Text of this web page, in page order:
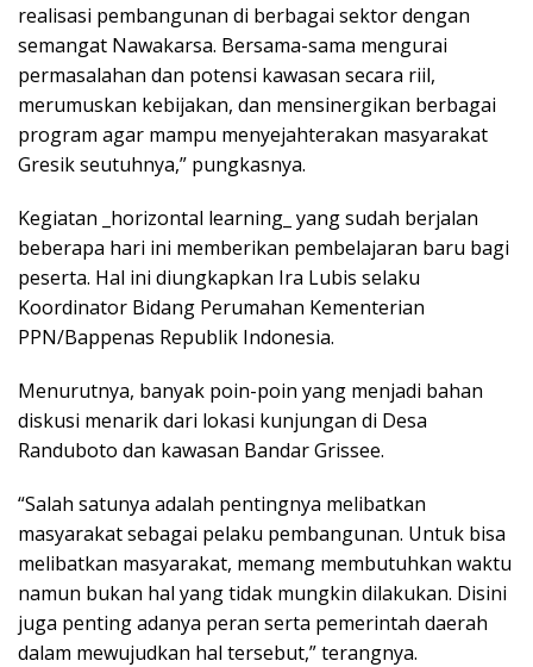
realisasi pembangunan di berbagai sektor dengan
semangat Nawakarsa. Bersama-sama mengurai
permasalahan dan potensi kawasan secara riil,
merumuskan kebijakan, dan mensinergikan berbagai
program agar mampu menyejahterakan masyarakat
Gresik seutuhnya,” pungkasnya.
Kegiatan _horizontal learning_ yang sudah berjalan
beberapa hari ini memberikan pembelajaran baru bagi
peserta. Hal ini diungkapkan Ira Lubis selaku
Koordinator Bidang Perumahan Kementerian
PPN/Bappenas Republik Indonesia.
Menurutnya, banyak poin-poin yang menjadi bahan
diskusi menarik dari lokasi kunjungan di Desa
Randuboto dan kawasan Bandar Grissee.
“Salah satunya adalah pentingnya melibatkan
masyarakat sebagai pelaku pembangunan. Untuk bisa
melibatkan masyarakat, memang membutuhkan waktu
namun bukan hal yang tidak mungkin dilakukan. Disini
juga penting adanya peran serta pemerintah daerah
dalam mewujudkan hal tersebut,” terangnya.